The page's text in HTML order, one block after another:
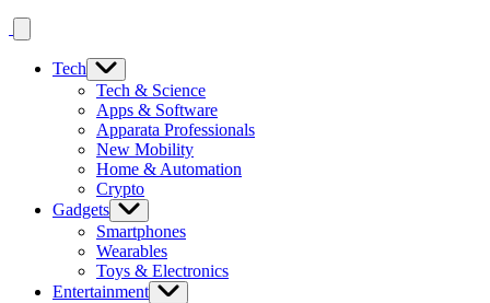
Tech
Tech & Science
Apps & Software
Apparata Professionals
New Mobility
Home & Automation
Crypto
Gadgets
Smartphones
Wearables
Toys & Electronics
Entertainment